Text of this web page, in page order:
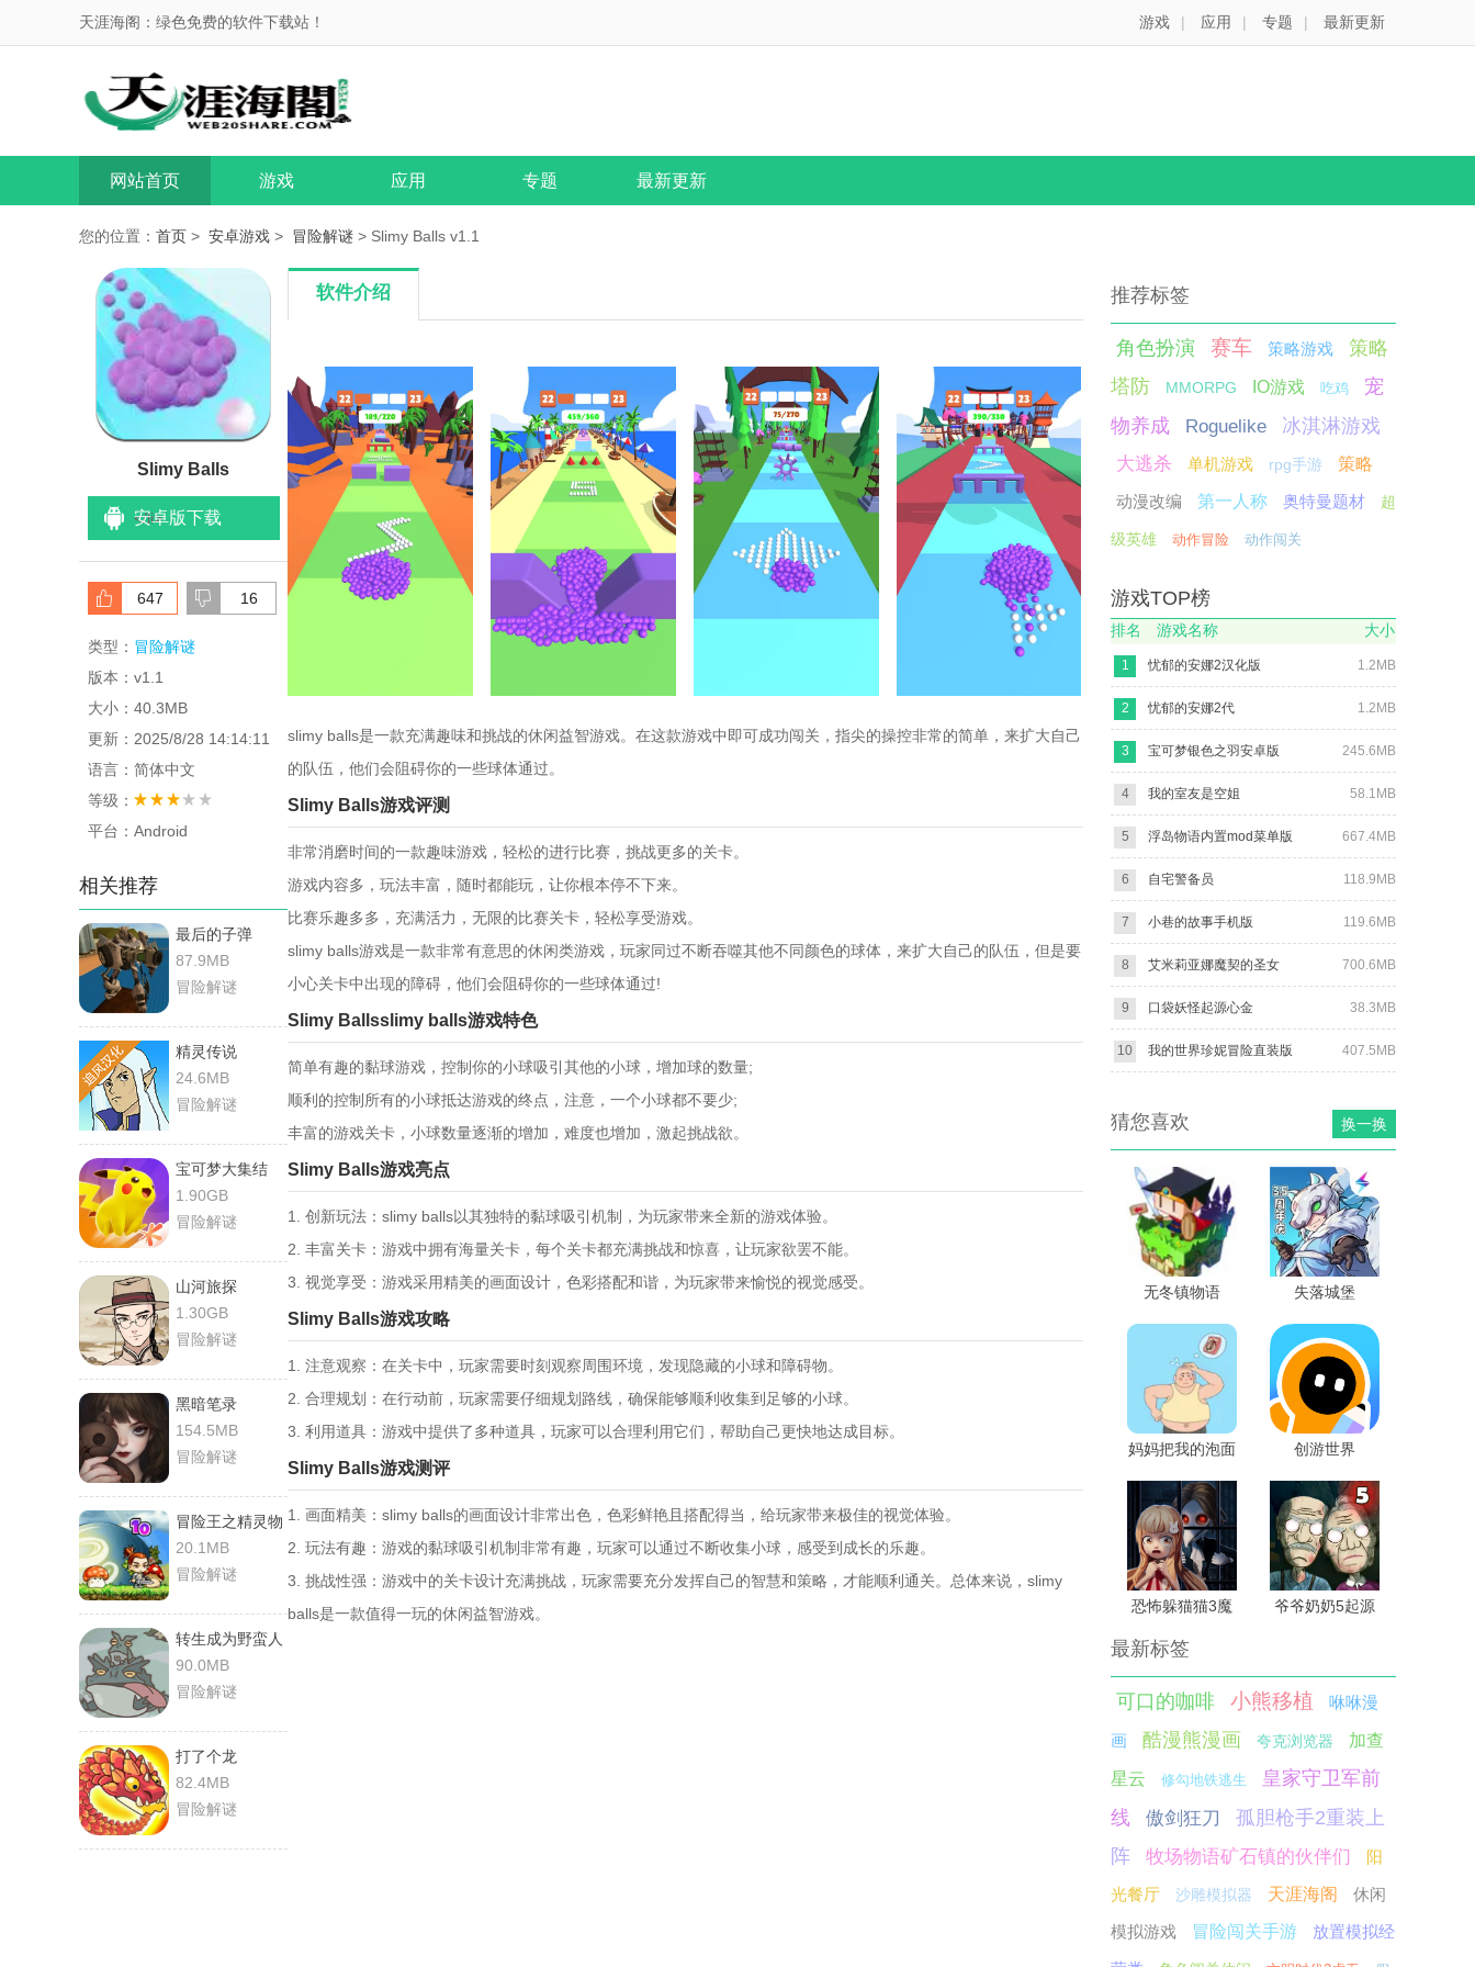
天涯海阁：绿色免费的软件下载站！ 游戏 | 应用 | 专题 | 最新更新
网站首页 游戏 应用 专题 最新更新
您的位置： 首页 > 安卓游戏 > 冒险解谜 > Slimy Balls v1.1
Slimy Balls
安卓版下载
</li>
647 16
类型： 冒险解谜
版本：v1.1
大小：40.3MB
更新：2025/8/28 14:14:11
语言：简体中文
等级：
平台：Android
相关推荐
最后的子弹
87.9MB
冒险解谜
精灵传说
24.6MB
冒险解谜
宝可梦大集结
1.90GB
冒险解谜
山河旅探
1.30GB
冒险解谜
黑暗笔录
154.5MB
冒险解谜
冒险王之精灵物
语
20.1MB
冒险解谜
转生成为野蛮人
90.0MB
冒险解谜
打了个龙
82.4MB
冒险解谜
软件介绍
slimy balls是一款充满趣味和挑战的休闲益智游戏。在这款游戏中即可成功闯关，指尖的操控非常的简单，来扩大自己
的队伍，他们会阻碍你的一些球体通过。
Slimy Balls游戏评测
非常消磨时间的一款趣味游戏，轻松的进行比赛，挑战更多的关卡。
游戏内容多，玩法丰富，随时都能玩，让你根本停不下来。
比赛乐趣多多，充满活力，无限的比赛关卡，轻松享受游戏。
slimy balls游戏是一款非常有意思的休闲类游戏，玩家同过不断吞噬其他不同颜色的球体，来扩大自己的队伍，但是要
小心关卡中出现的障碍，他们会阻碍你的一些球体通过!
Slimy Ballsslimy balls游戏特色
简单有趣的黏球游戏，控制你的小球吸引其他的小球，增加球的数量;
顺利的控制所有的小球抵达游戏的终点，注意，一个小球都不要少;
丰富的游戏关卡，小球数量逐渐的增加，难度也增加，激起挑战欲。
Slimy Balls游戏亮点
1. 创新玩法：slimy balls以其独特的黏球吸引机制，为玩家带来全新的游戏体验。
2. 丰富关卡：游戏中拥有海量关卡，每个关卡都充满挑战和惊喜，让玩家欲罢不能。
3. 视觉享受：游戏采用精美的画面设计，色彩搭配和谐，为玩家带来愉悦的视觉感受。
Slimy Balls游戏攻略
1. 注意观察：在关卡中，玩家需要时刻观察周围环境，发现隐藏的小球和障碍物。
2. 合理规划：在行动前，玩家需要仔细规划路线，确保能够顺利收集到足够的小球。
3. 利用道具：游戏中提供了多种道具，玩家可以合理利用它们，帮助自己更快地达成目标。
Slimy Balls游戏测评
1. 画面精美：slimy balls的画面设计非常出色，色彩鲜艳且搭配得当，给玩家带来极佳的视觉体验。
2. 玩法有趣：游戏的黏球吸引机制非常有趣，玩家可以通过不断收集小球，感受到成长的乐趣。
3. 挑战性强：游戏中的关卡设计充满挑战，玩家需要充分发挥自己的智慧和策略，才能顺利通关。总体来说，slimy
balls是一款值得一玩的休闲益智游戏。
推荐标签
角色扮演 赛车 策略游戏
策略
塔防
MMORPG IO游戏 吃鸡
宠
物养成
Roguelike 冰淇淋游戏
大逃杀 单机游戏 rpg手游
策略
动漫改编
第一人称 奥特曼题材 超
级英雄 动作冒险 动作闯关
游戏TOP榜
排名 游戏名称 大小
1 1.2MB
忧郁的安娜2汉化版
2 1.2MB
忧郁的安娜2代
3 245.6MB
宝可梦银色之羽安卓版
4 58.1MB
我的室友是空姐
5 667.4MB
浮岛物语内置mod菜单版
6 118.9MB
自宅警备员
7 119.6MB
小巷的故事手机版
8 700.6MB
艾米莉亚娜魔契的圣女
9 38.3MB
口袋妖怪起源心金
10 407.5MB
我的世界珍妮冒险直装版
换一换
猜您喜欢
无冬镇物语 失落城堡
妈妈把我的泡面
创游世界
恐怖躲猫猫3魔
爷爷奶奶5起源
最新标签
可口的咖啡 小熊移植 咻咻漫
画 酷漫熊漫画 夸克浏览器 加查
星云 修勾地铁逃生
皇家守卫军前
线
傲剑狂刀
孤胆枪手2重装上
阵
牧场物语矿石镇的伙伴们
阳
光餐厅
沙雕模拟器 天涯海阁
休闲
模拟游戏
冒险闯关手游
放置模拟经